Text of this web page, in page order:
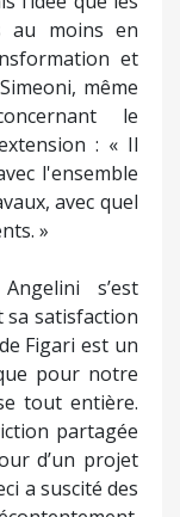
au moins en
et
même
le
: « Il
l'ensemble
avec quel
»
s’est
sa satisfaction
Figari est un
pour notre
tout entière.
partagée
d’un projet
a suscité des